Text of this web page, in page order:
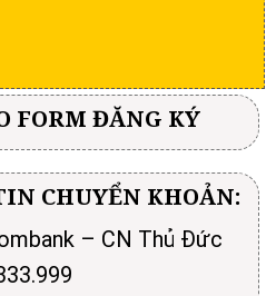
FORM ĐĂNG KÝ
CHUYỂN KHOẢN:
– CN Thủ Đức